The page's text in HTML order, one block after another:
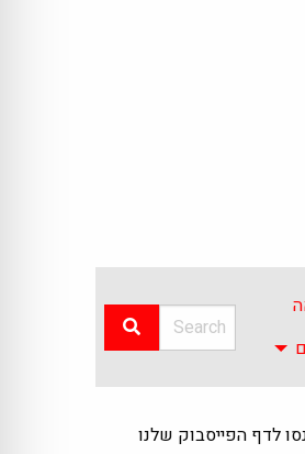
לדף הפייסבוק שלנו